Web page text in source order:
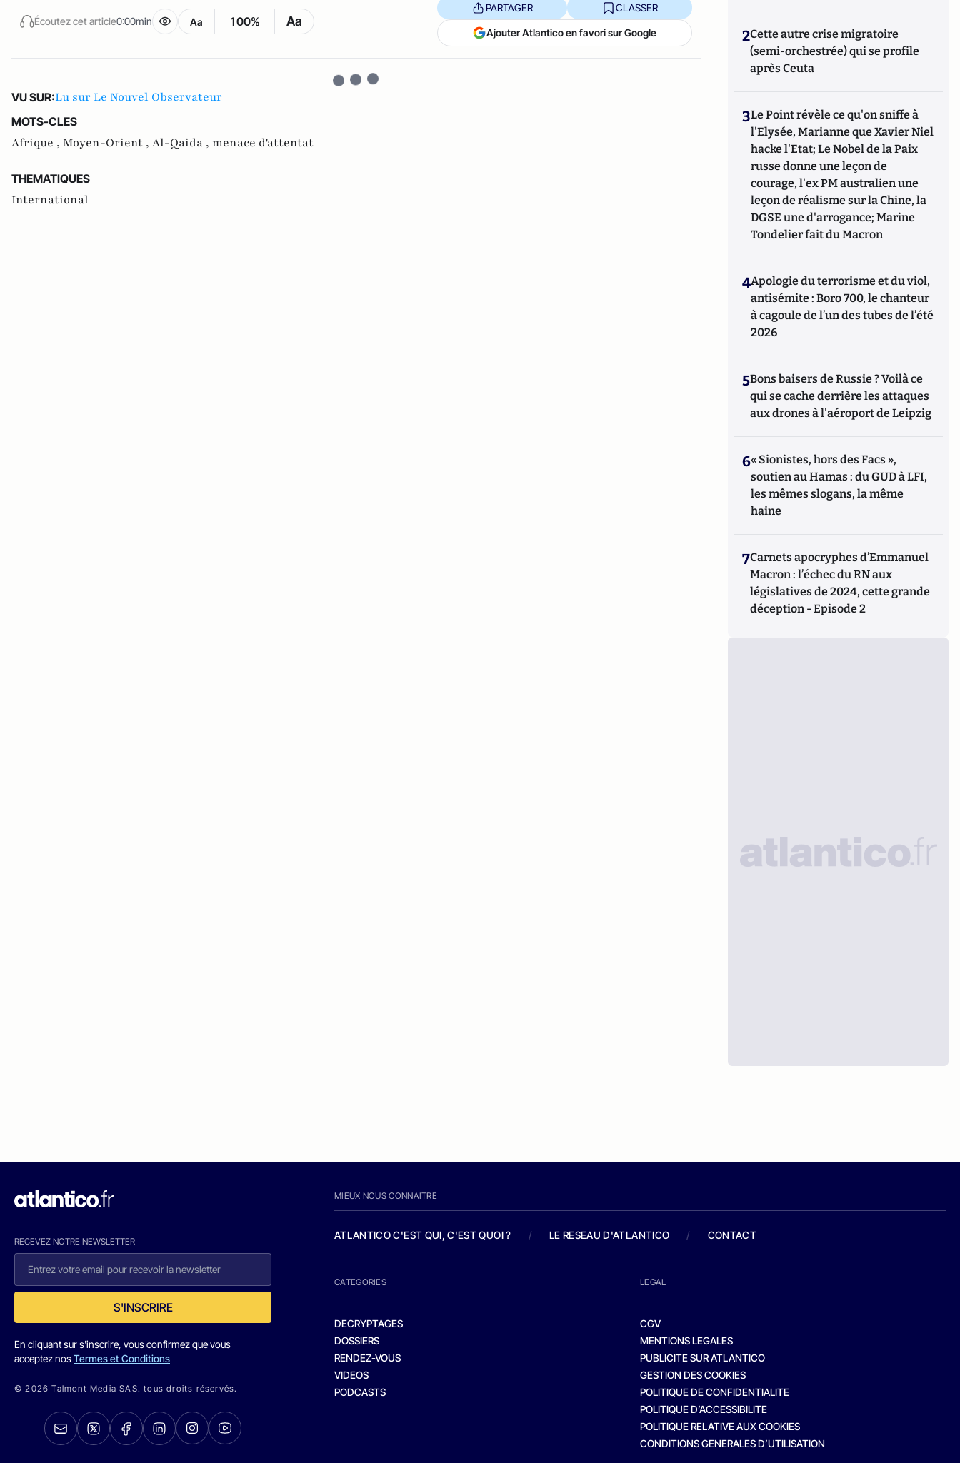
Écoutez cet article0:00min Aa 100% Aa
PARTAGER CLASSER
Ajouter Atlantico en favori sur Google
VU SUR:Lu sur Le Nouvel Observateur
MOTS-CLES
Afrique , Moyen-Orient , Al-Qaida , menace d'attentat
THEMATIQUES
International
2Cette autre crise migratoire
(semi-orchestrée) qui se profile
après Ceuta
3Le Point révèle ce qu'on sniffe à
l'Elysée, Marianne que Xavier Niel
hacke l'Etat; Le Nobel de la Paix
russe donne une leçon de
courage, l'ex PM australien une
leçon de réalisme sur la Chine, la
DGSE une d'arrogance; Marine
Tondelier fait du Macron
4Apologie du terrorisme et du viol,
antisémite : Boro 700, le chanteur
à cagoule de l’un des tubes de l’été
2026
5Bons baisers de Russie ? Voilà ce
qui se cache derrière les attaques
aux drones à l'aéroport de Leipzig
6« Sionistes, hors des Facs »,
soutien au Hamas : du GUD à LFI,
les mêmes slogans, la même
haine
7Carnets apocryphes d’Emmanuel
Macron : l’échec du RN aux
législatives de 2024, cette grande
déception - Episode 2
RECEVEZ NOTRE NEWSLETTER
S'INSCRIRE
En cliquant sur s'inscrire, vous confirmez que vous
acceptez nosTermes et Conditions
© 2026 Talmont Media SAS. tous droits réservés.
MIEUX NOUS CONNAITRE
ATLANTICO C'EST QUI, C'EST QUOI ? / LE RESEAU D'ATLANTICO / CONTACT
CATEGORIES
DECRYPTAGES
DOSSIERS
RENDEZ-VOUS
VIDEOS
PODCASTS
LEGAL
CGV
MENTIONS LEGALES
PUBLICITE SUR ATLANTICO
GESTION DES COOKIES
POLITIQUE DE CONFIDENTIALITE
POLITIQUE D’ACCESSIBILITE
POLITIQUE RELATIVE AUX COOKIES
CONDITIONS GENERALES D’UTILISATION